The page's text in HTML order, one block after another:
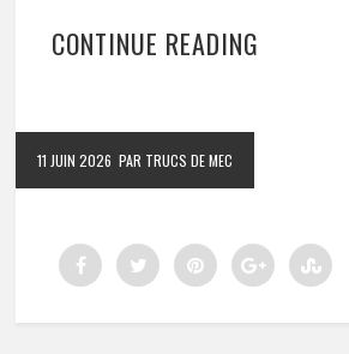
CONTINUE READING
11 JUIN 2026 PAR TRUCS DE MEC